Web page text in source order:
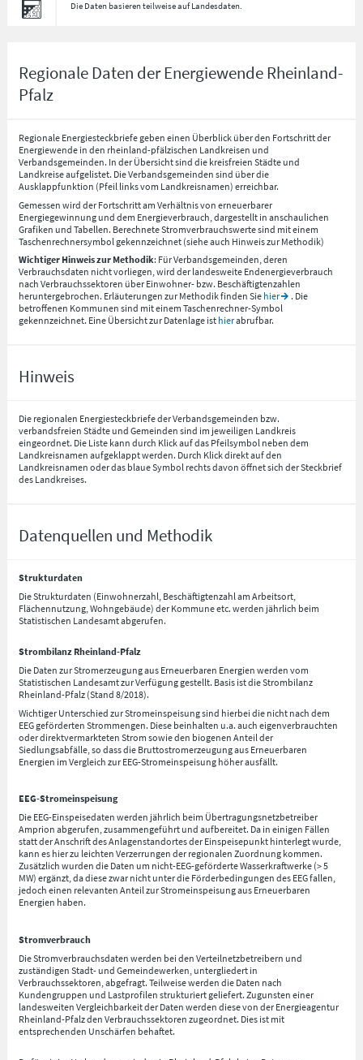
Die Daten basieren teilweise auf Landesdaten.
Regionale Daten der Energiewende Rheinland-
Pfalz
Regionale Energiesteckbriefe geben einen Überblick über den Fortschritt der
Energiewende in den rheinland-pfälzischen Landkreisen und
Verbandsgemeinden. In der Übersicht sind die kreisfreien Städte und
Landkreise aufgelistet. Die Verbandsgemeinden sind über die
Ausklappfunktion (Pfeil links vom Landkreisnamen) erreichbar.
Gemessen wird der Fortschritt am Verhältnis von erneuerbarer
Energiegewinnung und dem Energieverbrauch, dargestellt in anschaulichen
Grafiken und Tabellen. Berechnete Stromverbrauchswerte sind mit einem
Taschenrechnersymbol gekennzeichnet (siehe auch Hinweis zur Methodik)
Wichtiger Hinweis zur Methodik: Für Verbandsgemeinden, deren
Verbrauchsdaten nicht vorliegen, wird der landesweite Endenergieverbrauch
nach Verbrauchssektoren über Einwohner- bzw. Beschäftigtenzahlen
heruntergebrochen. Erläuterungen zur Methodik finden Sie hier
. Die
betroffenen Kommunen sind mit einem Taschenrechner-Symbol
gekennzeichnet. Eine Übersicht zur Datenlage ist hierabrufbar.
Hinweis
Die regionalen Energiesteckbriefe der Verbandsgemeinden bzw.
verbandsfreien Städte und Gemeinden sind im jeweiligen Landkreis
eingeordnet. Die Liste kann durch Klick auf das Pfeilsymbol neben dem
Landkreisnamen aufgeklappt werden. Durch Klick direkt auf den
Landkreisnamen oder das blaue Symbol rechts davon öffnet sich der Steckbrief
des Landkreises.
Datenquellen und Methodik
Strukturdaten
Die Strukturdaten (Einwohnerzahl, Beschäftigtenzahl am Arbeitsort,
Flächennutzung, Wohngebäude) der Kommune etc. werden jährlich beim
Statistischen Landesamt abgerufen.
Strombilanz Rheinland-Pfalz
Die Daten zur Stromerzeugung aus Erneuerbaren Energien werden vom
Statistischen Landesamt zur Verfügung gestellt. Basis ist die Strombilanz
Rheinland-Pfalz (Stand 8/2018).
Wichtiger Unterschied zur Stromeinspeisung sind hierbei die nicht nach dem
EEG geförderten Strommengen. Diese beinhalten u.a. auch eigenverbrauchten
oder direktvermarkteten Strom sowie den biogenen Anteil der
Siedlungsabfälle, so dass die Bruttostromerzeugung aus Erneuerbaren
Energien im Vergleich zur EEG-Stromeinspeisung höher ausfällt.
EEG-Stromeinspeisung
Die EEG-Einspeisedaten werden jährlich beim Übertragungsnetzbetreiber
Amprion abgerufen, zusammengeführt und aufbereitet. Da in einigen Fällen
statt der Anschrift des Anlagenstandortes der Einspeisepunkt hinterlegt wurde,
kann es hier zu leichten Verzerrungen der regionalen Zuordnung kommen.
Zusätzlich wurden die Daten um nicht-EEG-geförderte Wasserkraftwerke (> 5
MW) ergänzt, da diese zwar nicht unter die Förderbedingungen des EEG fallen,
jedoch einen relevanten Anteil zur Stromeinspeisung aus Erneuerbaren
Energien haben.
Stromverbrauch
Die Stromverbrauchsdaten werden bei den Verteilnetzbetreibern und
zuständigen Stadt- und Gemeindewerken, untergliedert in
Verbrauchssektoren, abgefragt. Teilweise werden die Daten nach
Kundengruppen und Lastprofilen strukturiert geliefert. Zugunsten einer
landesweiten Vergleichbarkeit der Daten werden diese von der Energieagentur
Rheinland-Pfalz den Verbrauchssektoren zugeordnet. Dies ist mit
entsprechenden Unschärfen behaftet.